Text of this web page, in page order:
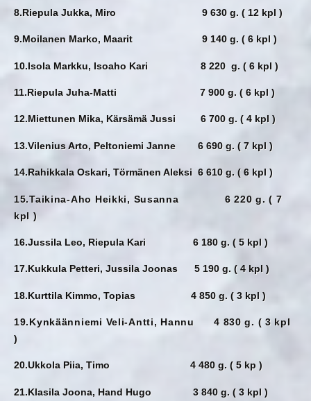
8.Riepula Jukka, Miro 9 630 g. ( 12 kpl )
9.Moilanen Marko, Maarit 9 140 g. ( 6 kpl )
10.Isola Markku, Isoaho Kari 8 220 g. ( 6 kpl )
11.Riepula Juha-Matti 7 900 g. ( 6 kpl )
12.Miettunen Mika, Kärsämä Jussi 6 700 g. ( 4 kpl )
13.Vilenius Arto, Peltoniemi Janne 6 690 g. ( 7 kpl )
14.Rahikkala Oskari, Törmänen Aleksi 6 610 g. ( 6 kpl )
15.Taikina-Aho Heikki, Susanna 6 220 g. ( 7
kpl )
16.Jussila Leo, Riepula Kari 6 180 g. ( 5 kpl )
17.Kukkula Petteri, Jussila Joonas 5 190 g. ( 4 kpl )
18.Kurttila Kimmo, Topias 4 850 g. ( 3 kpl )
19.Kynkäänniemi Veli-Antti, Hannu 4 830 g. ( 3 kpl
)
20.Ukkola Piia, Timo 4 480 g. ( 5 kp )
21.Klasila Joona, Hand Hugo 3 840 g. ( 3 kpl )